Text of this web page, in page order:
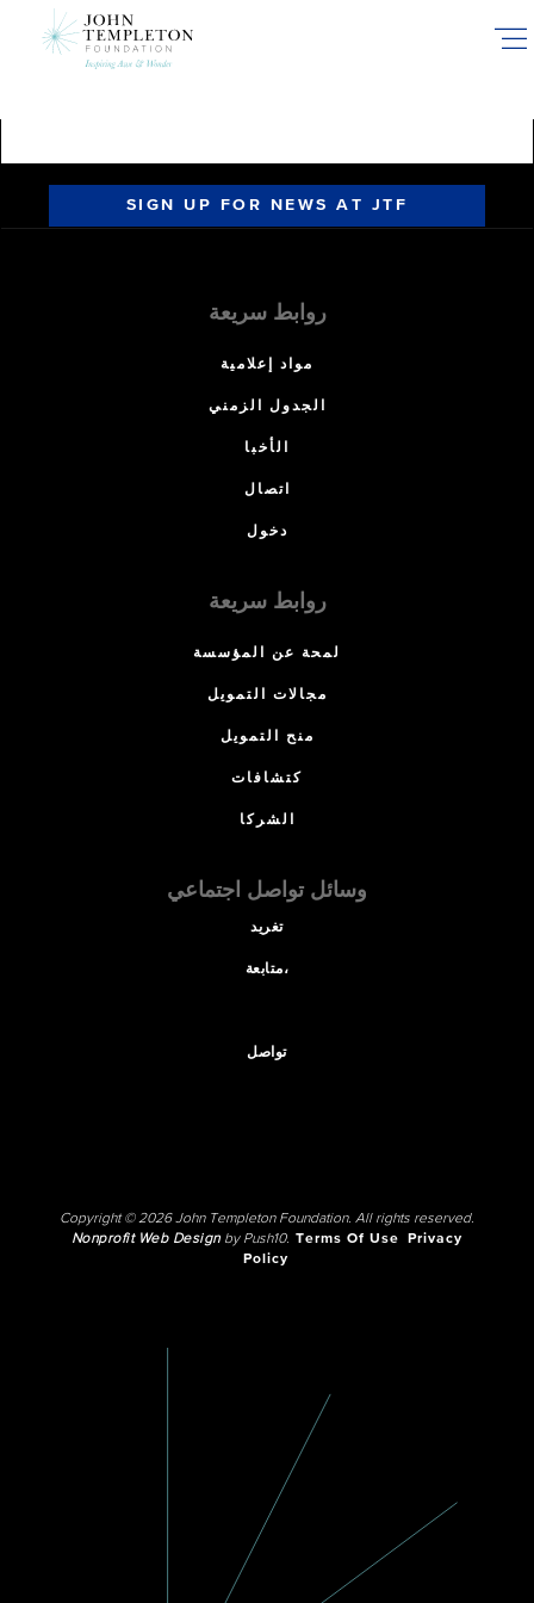
SIGN UP FOR NEWS AT JTF
روابط سريعة
مواد إعلامية
الجدول الزمني
الأخبا
اتصال
دخول
روابط سريعة
لمحة عن المؤسسة
مجالات التمويل
منح التمويل
كتشافات
الشركا
وسائل تواصل اجتماعي
تغريد
متابعة،
تواصل
Copyright © 2026 John Templeton Foundation. All rights reserved.
Nonprofit Web Designby Push10. Terms Of Use
Privacy
Policy